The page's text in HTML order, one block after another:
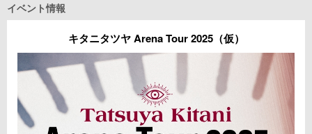
イベント情報
キタニタツヤ Arena Tour 2025（仮）